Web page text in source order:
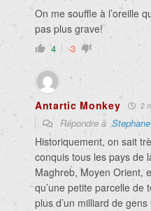
On me souffle à l’oreille
pas plus grave!
4 -3
Antartic Monkey 2
Répondre à
Historiquement, on sait
conquis tous les pays de
Maghreb, Moyen Orient,
qu’une petite parcelle de
plus d’un milliard de